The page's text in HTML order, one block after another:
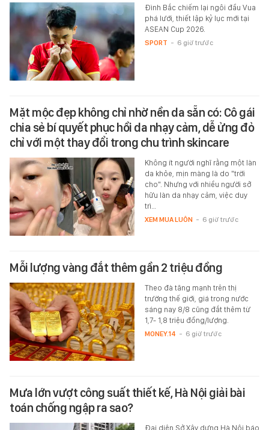
Đình Bắc chiếm lại ngôi đầu Vua
phá lưới, thiết lập kỷ lục mới tại
ASEAN Cup 2026.
SPORT - 6 giờ trước
Mặt mộc đẹp không chỉ nhờ nền da sẵn có: Cô gái
chia sẻ bí quyết phục hồi da nhạy cảm, dễ ửng đỏ
chỉ với một thay đổi trong chu trình skincare
Không ít người nghĩ rằng một làn
da khỏe, mịn màng là do "trời
cho". Nhưng với nhiều người sở
hữu làn da nhạy cảm, việc duy
trì…
XEM MUA LUÔN - 6 giờ trước
Mỗi lượng vàng đắt thêm gần 2 triệu đồng
Theo đà tăng mạnh trên thị
trường thế giới, giá trong nước
sáng nay 8/8 cũng đắt thêm từ
1,7- 1,8 triệu đồng/lượng.
MONEY.14 - 6 giờ trước
Mưa lớn vượt công suất thiết kế, Hà Nội giải bài
toán chống ngập ra sao?
Đại diện Sở Xây dựng Hà Nội báo